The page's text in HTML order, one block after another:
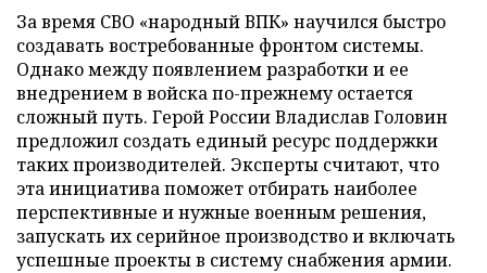
За время СВО «народный ВПК» научился быстро
создавать востребованные фронтом системы.
Однако между появлением разработки и ее
внедрением в войска по-прежнему остается
сложный путь. Герой России Владислав Головин
предложил создать единый ресурс поддержки
таких производителей. Эксперты считают, что
эта инициатива поможет отбирать наиболее
перспективные и нужные военным решения,
запускать их серийное производство и включать
успешные проекты в систему снабжения армии.